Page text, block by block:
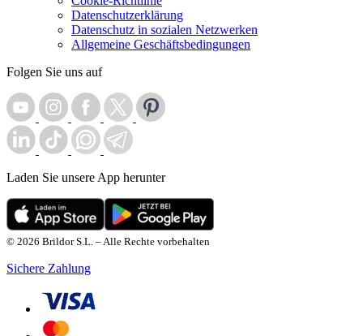
Datenschutzerklärung
Datenschutz in sozialen Netzwerken
Allgemeine Geschäftsbedingungen
Folgen Sie uns auf
Laden Sie unsere App herunter
© 2026 Brildor S.L. – Alle Rechte vorbehalten
Sichere Zahlung